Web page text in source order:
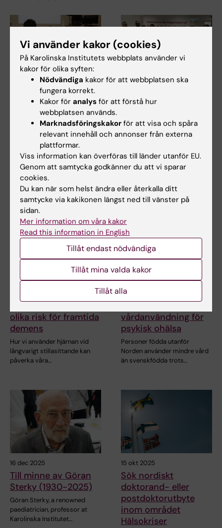
Prinka förstår
hälsokriser på ett
mer sammankopplat
och systembsaserat
Prinka Singh skulle uppmuntra
alla som är intresserade av
folkhälsa,…
Samverkan, lärande
CURIOUS-besök vid
GPH
institutionen för global
folkhälsa värd för ett besök…
26 mar 2026
stillasittande medför
olika risk för framtida
demens
Hur vi använder hjärnan vid
långvarigt stillasittande kan
påverka våra…
4 feb 2026
Socioekonomiska
skillnader i
vårdanvändning för
psykisk ohälsa
Personer födda utanför
Norden använder mindre vård
än svenskfödda trots…
16 dec 2025
Till minne av Göran
Sterky (1930-2025)
Göran Sterky, a renowned
paediatrician, professor at
Karolinska Institutet…
15 okt 2025
Sök nordiskt
doktorand- eller
postdoktorutbyte
inom området
Hälsokriser
Vi använder kakor (cookies)
På Karolinska Institutets webbplats använder vi
kakor för olika syften:
Nödvändiga kakor för att webbplatsen ska
fungera korrekt.
Kakor för analys för att förstå hur
webbplatsen används.
Marknadsföringskakor för att visa och spåra
relevant innehåll och annonser från externa
plattformar.
Viss information kan överföras till länder utanför EU.
Genom att samtycka godkänner du att vi sparar
cookies.
Du kan när som helst ändra eller återkalla ditt
samtycke via kakikonen längst ned till vänster på
sidan.
Mer information om våra kakor
Read this information in English
Tillåt endast nödvändiga
Tillåt mina valda kakor
Tillåt alla